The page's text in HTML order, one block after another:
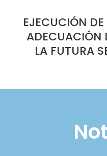
EJECUCIÓN
ADECUACIÓN
LA FUTURA